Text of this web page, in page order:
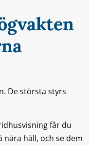
De största styrs
får du
håll, och se dem